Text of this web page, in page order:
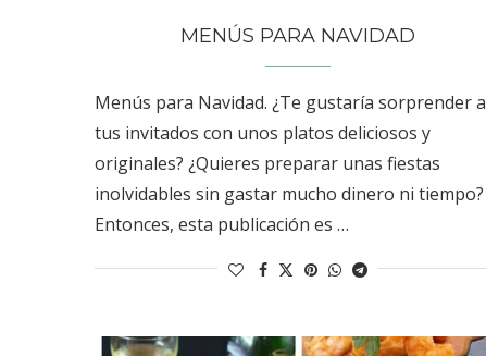
MENÚS PARA NAVIDAD
Menús para Navidad. ¿Te gustaría sorprender a
tus invitados con unos platos deliciosos y
originales? ¿Quieres preparar unas fiestas
inolvidables sin gastar mucho dinero ni tiempo?
Entonces, esta publicación es …